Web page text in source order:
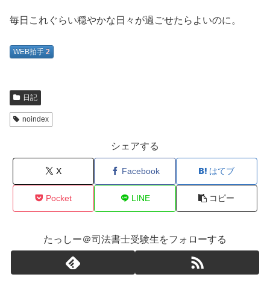
毎日これぐらい穏やかな日々が過ごせたらよいのに。
WEB拍手 2
日記
noindex
シェアする
X Facebook はてブ
Pocket LINE コピー
たっしー＠司法書士受験生をフォローする